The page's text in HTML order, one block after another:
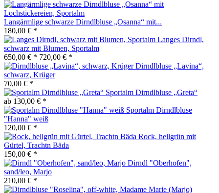
Langärmlige schwarze Dirndlbluse „Osanna“ mit...
180,00 € *
Langes Dirndl,
schwarz mit Blumen, Sportalm
650,00 € * 720,00 € *
Dirndlbluse „Lavina“,
schwarz, Krüger
70,00 € *
Sportalm Dirndlbluse „Greta“
ab 130,00 € *
Sportalm Dirndlbluse
"Hanna" weiß
120,00 € *
Rock, hellgrün mit
Gürtel, Trachtn Bäda
150,00 € *
Dirndl "Oberhofen",
sand/leo, Marjo
210,00 € *